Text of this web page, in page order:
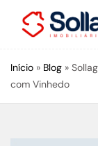
Início » Blog »
com Vinhedo